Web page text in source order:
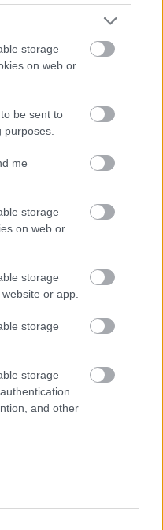
storage
on web or
be sent to
me
storage
on web or
storage
or app.
storage
storage
and other
στις 6 Ιουνίου του
και ενώ η
για την
την απόφαση να
πίστεψε ότι αρκετά
και θέλησε να
βλέπει και εκείνος
μόλις στα 28